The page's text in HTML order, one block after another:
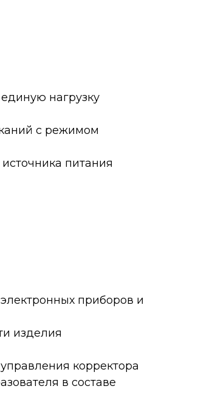
нагрузку
с режимом
питания
приборов и
изделия
корректора
в составе